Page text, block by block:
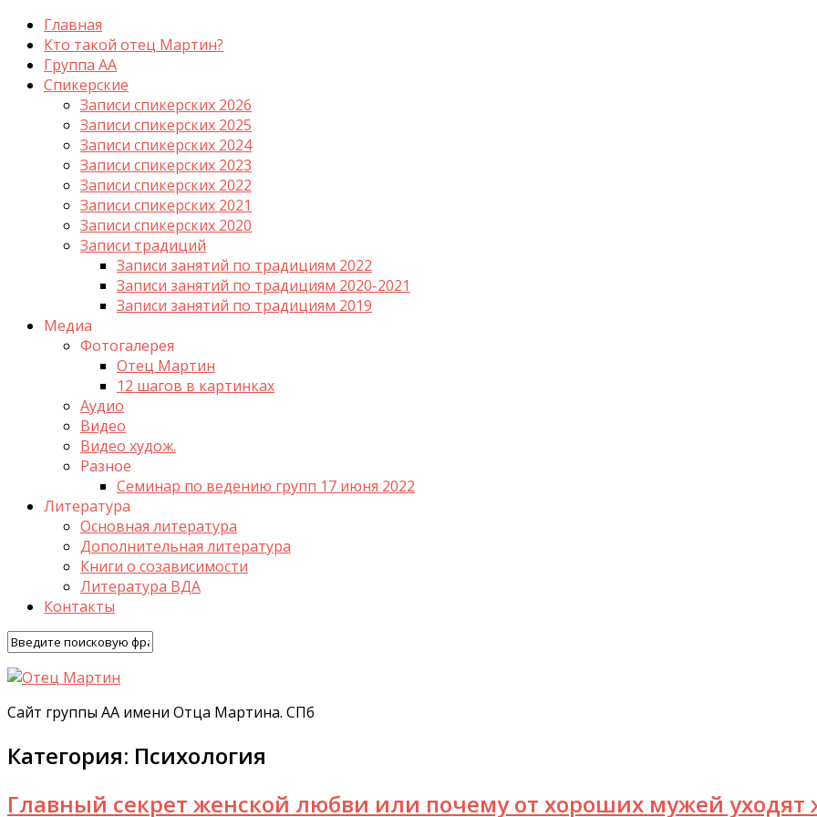
Главная
Кто такой отец Мартин?
Группа АА
Спикерские
Записи спикерских 2026
Записи спикерских 2025
Записи спикерских 2024
Записи спикерских 2023
Записи спикерских 2022
Записи спикерских 2021
Записи спикерских 2020
Записи традиций
Записи занятий по традициям 2022
Записи занятий по традициям 2020-2021
Записи занятий по традициям 2019
Медиа
Фотогалерея
Отец Мартин
12 шагов в картинках
Аудио
Видео
Видео худож.
Разное
Семинар по ведению групп 17 июня 2022
Литература
Основная литература
Дополнительная литература
Книги о созависимости
Литература ВДА
Контакты
Сайт группы АА имени Отца Мартина. СПб
Категория: Психология
Главный секрет женской любви или почему от хороших мужей